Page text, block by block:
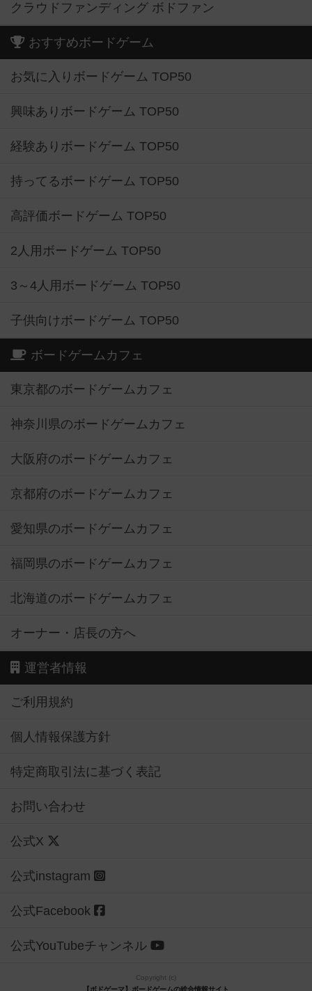
クラウドファンディング ボドファン
おすすめボードゲーム
お気に入りボードゲーム TOP50
興味ありボードゲーム TOP50
経験ありボードゲーム TOP50
持ってるボードゲーム TOP50
高評価ボードゲーム TOP50
2人用ボードゲーム TOP50
3～4人用ボードゲーム TOP50
子供向けボードゲーム TOP50
ボードゲームカフェ
東京都のボードゲームカフェ
神奈川県のボードゲームカフェ
大阪府のボードゲームカフェ
京都府のボードゲームカフェ
愛知県のボードゲームカフェ
福岡県のボードゲームカフェ
北海道のボードゲームカフェ
オーナー・店長の方へ
運営者情報
ご利用規約
個人情報保護方針
特定商取引法に基づく表記
お問い合わせ
公式X
公式instagram
公式Facebook
公式YouTubeチャンネル
Copyright (c)
【ボドゲーマ】ボードゲームの総合情報サイト